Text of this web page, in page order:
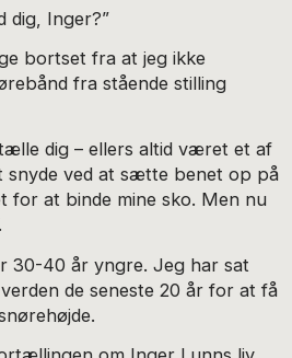
dig, Inger?”
bortset fra at jeg ikke
fra stående stilling
dig – ellers altid været et af
snyde ved at sætte benet op på
for at binde mine sko. Men nu
30-40 år yngre. Jeg har sat
de seneste 20 år for at få